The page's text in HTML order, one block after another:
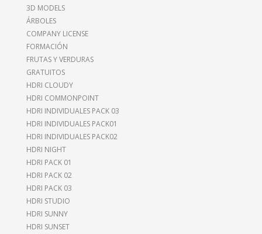
3D MODELS
ÁRBOLES
COMPANY LICENSE
FORMACIÓN
FRUTAS Y VERDURAS
GRATUITOS
HDRI CLOUDY
HDRI COMMONPOINT
HDRI INDIVIDUALES PACK 03
HDRI INDIVIDUALES PACK01
HDRI INDIVIDUALES PACK02
HDRI NIGHT
HDRI PACK 01
HDRI PACK 02
HDRI PACK 03
HDRI STUDIO
HDRI SUNNY
HDRI SUNSET